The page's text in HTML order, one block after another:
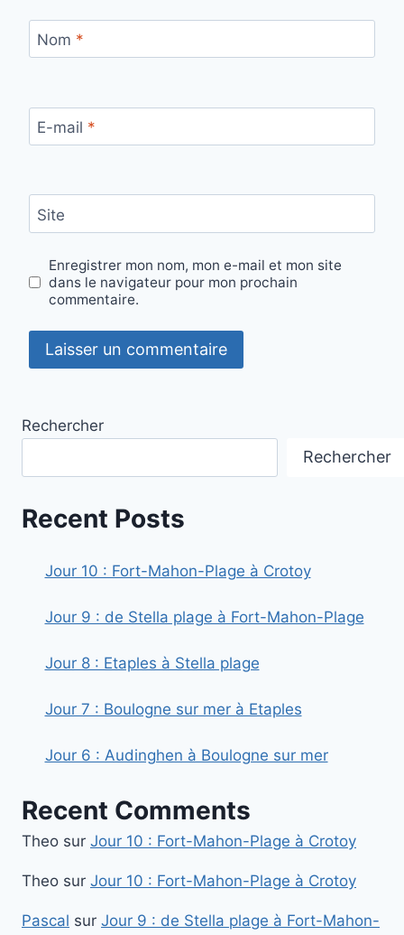
Nom *
E-mail *
Site
Enregistrer mon nom, mon e-mail et mon site
dans le navigateur pour mon prochain
commentaire.
Rechercher
Rechercher
Recent Posts
Jour 10 : Fort-Mahon-Plage à Crotoy
Jour 9 : de Stella plage à Fort-Mahon-Plage
Jour 8 : Etaples à Stella plage
Jour 7 : Boulogne sur mer à Etaples
Jour 6 : Audinghen à Boulogne sur mer
Recent Comments
Theo sur Jour 10 : Fort-Mahon-Plage à Crotoy
Theo sur Jour 10 : Fort-Mahon-Plage à Crotoy
Pascal sur Jour 9 : de Stella plage à Fort-Mahon-